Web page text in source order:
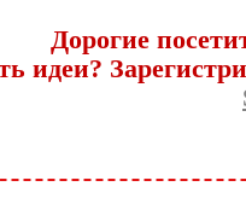
Дорогие
идеи?